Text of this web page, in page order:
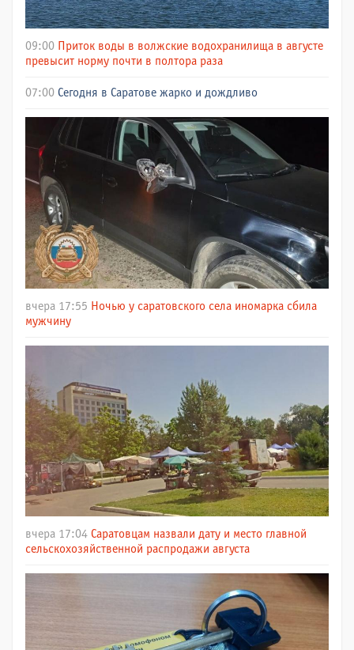
09:00 Приток воды в волжские водохранилища в августе
превысит норму почти в полтора раза
07:00 Сегодня в Саратове жарко и дождливо
вчера 17:55 Ночью у саратовского села иномарка сбила
мужчину
вчера 17:04 Саратовцам назвали дату и место главной
сельскохозяйственной распродажи августа